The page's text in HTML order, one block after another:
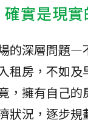
確實是現
的深層問題
租房，不如
，擁有自己
狀況，逐步